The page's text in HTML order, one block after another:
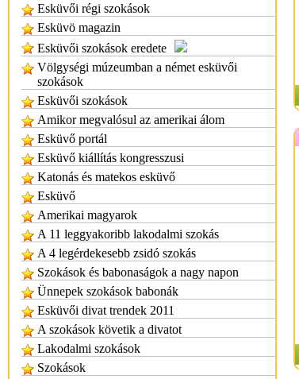
Esküvői régi szokások
Esküvö magazin
Esküvői szokások eredete
Völgységi múzeumban a német esküvői
szokások
Esküvői szokások
Amikor megvalósul az amerikai álom
Esküvő portál
Esküvő kiállítás kongresszusi
Katonás és matekos esküvő
Esküvő
Amerikai magyarok
A 11 leggyakoribb lakodalmi szokás
A 4 legérdekesebb zsidó szokás
Szokások és babonaságok a nagy napon
Ünnepek szokások babonák
Esküvői divat trendek 2011
A szokások követik a divatot
Lakodalmi szokások
Szokások